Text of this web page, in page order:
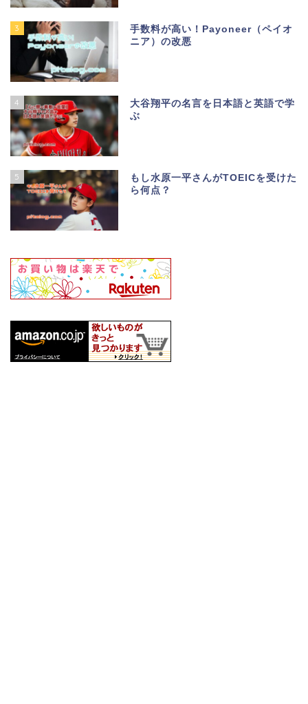
3
手数料が高い！Payoneer（ペイオ
ニア）の改悪
4
大谷翔平の名言を日本語と英語で学
ぶ
5
もし水原一平さんがTOEICを受けた
ら何点？